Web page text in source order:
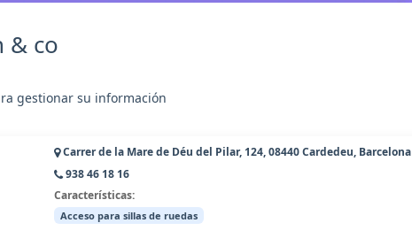
& co
gestionar su información
Carrer de la Mare de Déu del Pilar, 124, 08440 Cardedeu, Barcelona
938 46 18 16
Características:
Acceso para sillas de ruedas